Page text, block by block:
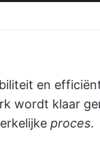
en
wordt klaar
proces.